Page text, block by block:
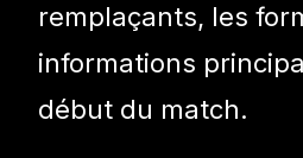
remplaçants, les
informations
début du match.